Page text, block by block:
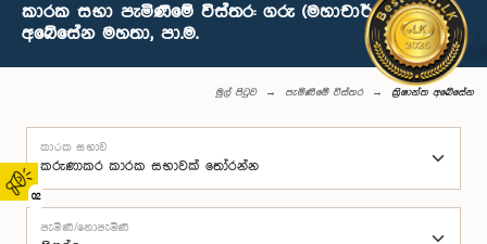
02
කාරක සභා පැමිණීමේ විස්තර: ගරු (මහාචාර්ය) ක්‍රිෂාන්ත
අබේසේන මහතා, පා.ම.
මුල් පිටුව පැමිණීමේ විස්තර ක්‍රිෂාන්ත අබේසේන
කාරක සභාව
පැමිණි/නොපැමිණි